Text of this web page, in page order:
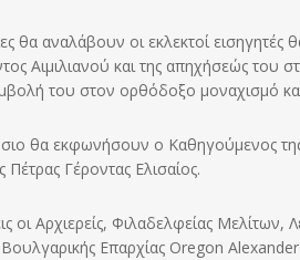
θα αναλάβουν οι εκλεκτοί
Αιμιλιανού και της απηχήσεώς του
του στον ορθόδοξο μοναχισμό
θα εκφωνήσουν ο Καθηγούμενος
Γέροντας Ελισαίος.
οι Αρχιερείς, Φιλαδελφείας Μελίτων,
Επαρχίας Oregon Alexander